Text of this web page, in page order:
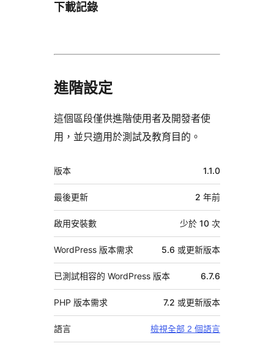
下載記錄
進階設定
這個區段僅供進階使用者及開發者使
用，並只適用於測試及教育目的。
中
繼
資
料
版本 1.1.0
最後更新 2 年前
啟用安裝數 少於 10 次
WordPress 版本需求 5.6 或更新版本
已測試相容的 WordPress 版本 6.7.6
PHP 版本需求 7.2 或更新版本
語言 檢視全部 2 個語言